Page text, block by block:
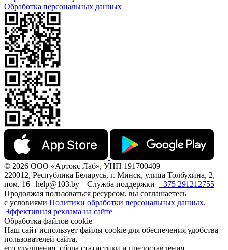
Обработка персональных данных
© 2026 ООО «Артокс Лаб», УНП 191700409 |
220012, Республика Беларусь, г. Минск, улица Толбухина, 2,
пом. 16 | help@103.by | Служба поддержки +375 291212755
Продолжая пользоваться ресурсом, вы соглашаетесь
с условиями Политики обработки персональных данных.
Эффективная реклама на сайте
Обработка файлов cookie
Наш сайт использует файлы cookie для обеспечения удобства
пользователей сайта,
его улучшения, сбора статистики и предоставления